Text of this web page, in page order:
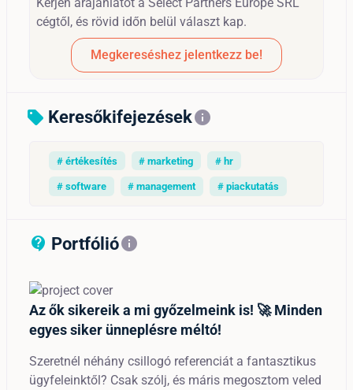
cégtől, és rövid időn belül választ kap.
Megkereséshez jelentkezz be!
sell Keresőkifejezésekinfo
# értékesítés # marketing # hr
# software # management # piackutatás
contact_support_outline
Portfólióinfo
Az ők sikereik a mi győzelmeink is! 🚀 Minden
egyes siker ünneplésre méltó!
Szeretnél néhány csillogó referenciát a fantasztikus
ügyfeleinktől? Csak szólj, és máris megosztom veled